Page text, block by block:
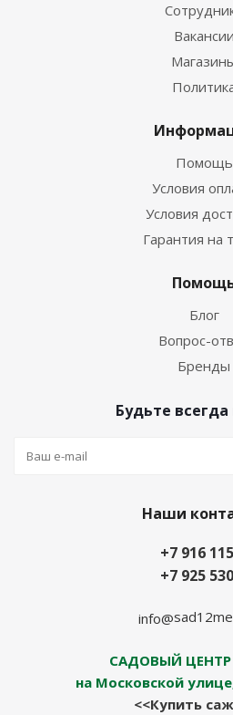
Вакансии
Помощь
Условия
Условия
Гарантия на
Блог
Вопрос-
Бренды
Будьте всегда
Наши
+7 916
+7 925
info@
САДОВЫЙ ЦЕНТР
на Московской
<<Купить